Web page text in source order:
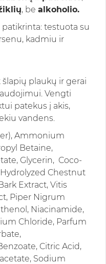
, be alkoholio.
testuota su
kadmiu ir
plaukų ir gerai
Vengti
patekus į akis,
vandens.
Ammonium
Betaine,
Glycerin, Coco-
Chestnut
Extract, Vitis
Piper Nigrum
Niacinamide,
Chloride, Parfum
Citric Acid,
Sodium